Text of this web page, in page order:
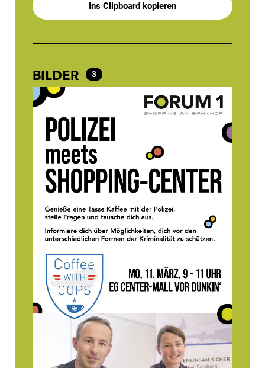
Ins Clipboard kopieren
BILDER 3